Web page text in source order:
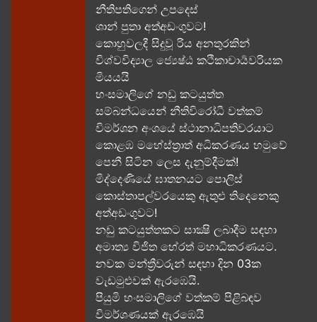
නීතිපතිගෙන් උපදෙස්
ශාන් පුතා අත්අඩංගුවට!
කොහුවලදී සිදුවූ රිය අනතුරකින්
විශ්වවිද්‍යාල ජ්‍යෙෂ්ඨ කථිකාචාර්‍යවරියක
මියයයි
හංසමාලිගේ නඩු කටයුත්ත
සම්බන්ධයෙන් නීතිවිරෝධී වත්කම්
විමර්ශන අංශයේ ස්ථානාධිපතිවරයාට
කොළඹ මහේස්ත්‍රාත් අධිකරණය හමුවේ
පෙනී සිටින ලෙස දැනුම්දීමක්!
මිද්දෙණියේ ඝාතනයට පොලිස්
කොස්තාපල්වරයෙකු ඇතුළු තිදෙනෙකු
අත්අඩංගුවට​!
නඩු කටයුත්තකට සාක්‍ෂි ලබාදීම සඳහා
අමාත්‍ය විජිත හේරත් මහාධිකරණයට​.
නවක මන්ත්‍රීවරුන් සඳහා දින 03ක
වැඩමුළුවක් ඇරඹෙයි.
පියුමි හංසමාලිගේ වත්කම් පිළිබඳව
විමර්ශණයක් ඇරඹෙයි